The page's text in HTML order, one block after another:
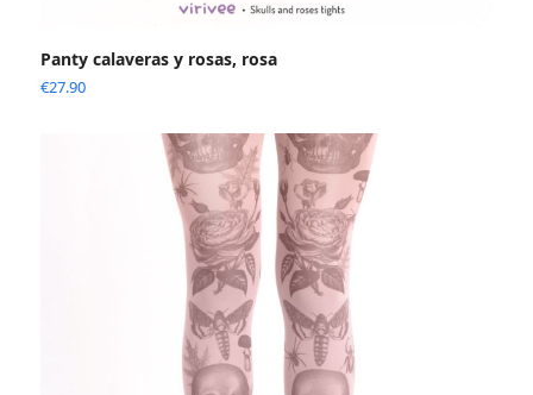
Panty calaveras y rosas, rosa
€27.90